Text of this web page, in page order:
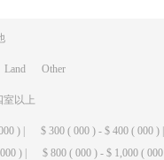
Land Other
室以上
) | $ 300 ( 000 ) - $ 400 ( 000 ) |
) |
$ 800 ( 000 ) - $ 1,000 ( 000